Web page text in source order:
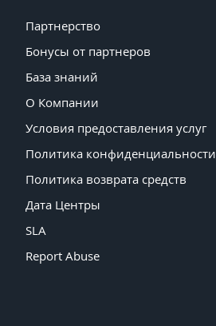
Партнерство
Бонусы от партнеров
База знаний
О Компании
Условия предоставления услуг
Политика конфиденциальности
Политика возврата средств
Дата Центры
SLA
Report Abuse